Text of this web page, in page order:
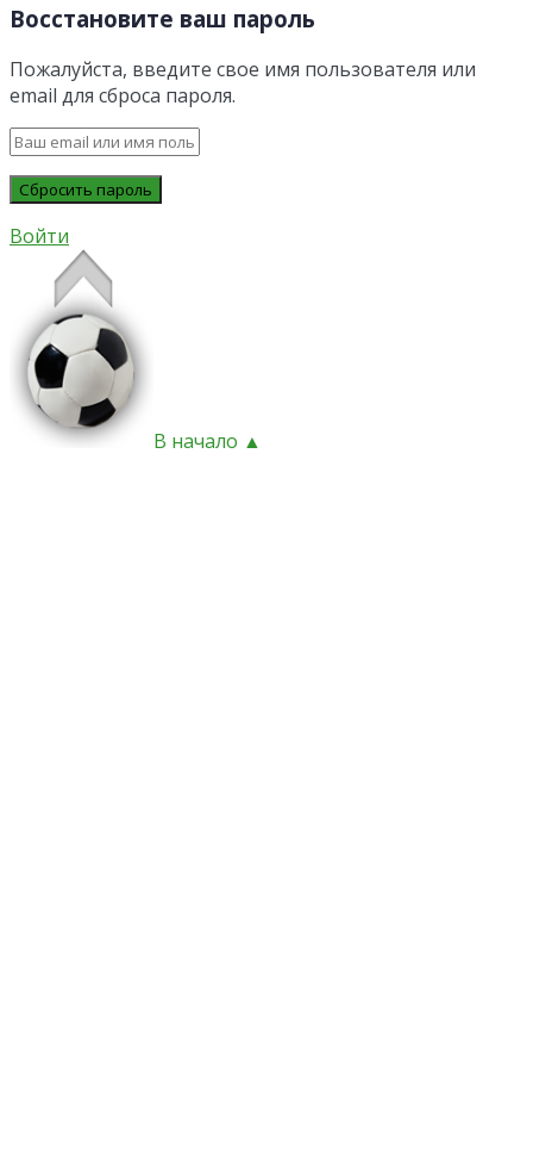
Восстановите ваш пароль
Пожалуйста, введите свое имя пользователя или
email для сброса пароля.
Войти
В начало ▲